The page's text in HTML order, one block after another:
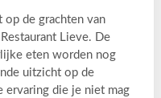
de grachten van
Lieve. De
eten worden nog
uitzicht op de
ervaring die je niet mag